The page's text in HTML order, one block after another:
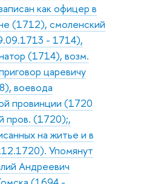
как офицер в
(1712), смоленский
- 1714),
(1714), возм.
царевичу
воевода
провинции (1720
пров. (1720);,
на житье и в
Упомянут
Андреевич